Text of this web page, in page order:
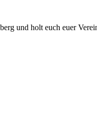
und holt euch euer